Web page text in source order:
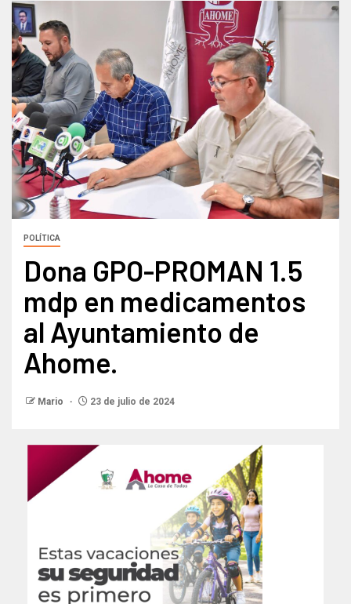
POLÍTICA
Dona GPO-PROMAN 1.5
mdp en medicamentos
al Ayuntamiento de
Ahome.
Mario 23 de julio de 2024